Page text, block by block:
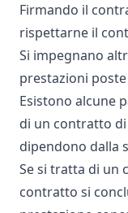
Firmando il
rispettarne il
Si impegnano
prestazioni
Esistono alcune
di un contratto
dipendono dalla
Se si tratta di un
contratto si